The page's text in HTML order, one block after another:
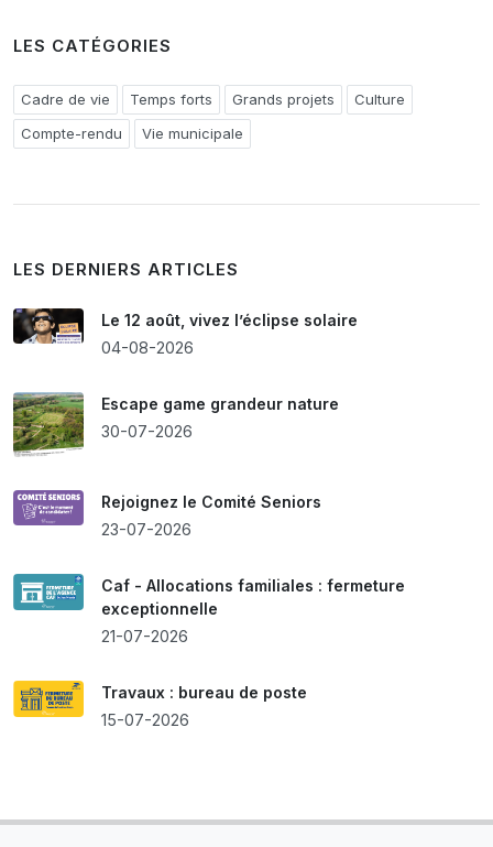
LES CATÉGORIES
Cadre de vie Temps forts Grands projets
Culture
Compte-rendu
Vie municipale
LES DERNIERS ARTICLES
Le 12 août, vivez l’éclipse solaire
04-08-2026
Escape game grandeur nature
30-07-2026
Rejoignez le Comité Seniors
23-07-2026
Caf - Allocations familiales : fermeture
exceptionnelle
21-07-2026
Travaux : bureau de poste
15-07-2026